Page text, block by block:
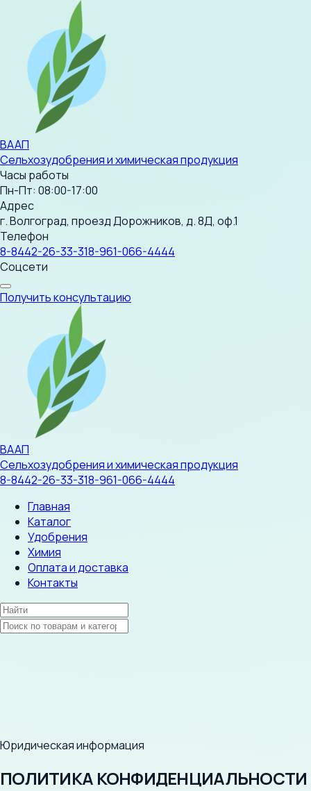
ВААП
Сельхозудобрения и химическая продукция
Часы работы
Пн-Пт: 08:00-17:00
Адрес
г. Волгоград, проезд Дорожников, д. 8Д, оф.1
Телефон
8-8442-26-33-318-961-066-4444
Соцсети
Получить консультацию
ВААП
Сельхозудобрения и химическая продукция
8-8442-26-33-318-961-066-4444
Главная
Каталог
Удобрения
Химия
Оплата и доставка
Контакты
Юридическая информация
ПОЛИТИКА КОНФИДЕНЦИАЛЬНОСТИ